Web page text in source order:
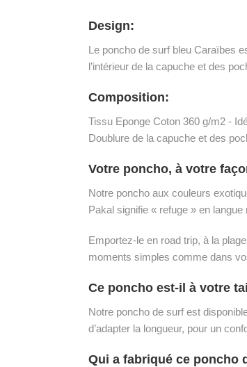
Design:
Le poncho de surf bleu Caraïbes
l’intérieur de la capuche et des
Composition:
Tissu Eponge Coton 360 g/m2 -
Doublure de la capuche et des
Votre poncho, à votre
Notre poncho aux couleurs
Pakal signifie « refuge » en langue
Emportez-le en road trip, à la
moments simples comme dans
Ce poncho est-il à votre
Notre poncho de surf est
d’adapter la longueur, pour un
Qui a fabriqué ce poncho